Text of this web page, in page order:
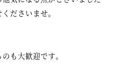
ださいませ。
も大歓迎です。